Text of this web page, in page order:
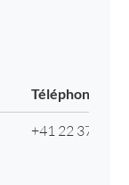
Téléphone
+41 22 379 69